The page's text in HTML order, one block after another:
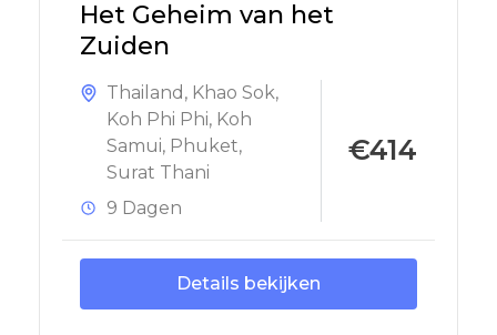
Het Geheim van het
Zuiden
Thailand , Khao Sok,
Koh Phi Phi, Koh
Samui, Phuket,
Surat Thani
9 Dagen
€414
Details bekijken